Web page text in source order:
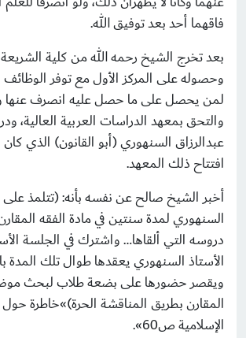
فاقهما أحد بعد توفيق الله.
وحصوله على المركز الأول مع توفر الوظائف
لمن يحصل على ما حصل عليه انصرف
والتحق بمعهد الدراسات العربية العالية،
عبدالرزاق السنهوري (أبو القانون) الذي كان
افتتاح ذلك المعهد.
أخبر الشيخ صالح عن نفسه بأنه: (تتلمذ على
السنهوري لمدة سنتين في مادة الفقه
دروسه التي ألقاها… واشترك في الجلسة
الأستاذ السنهوري يعقدها طوال تلك
ويقصر حضورها على بضعة طلاب لبحث
المقارن بطريق المناقشة الحرة)»خاطرة
الإسلامية ص60».